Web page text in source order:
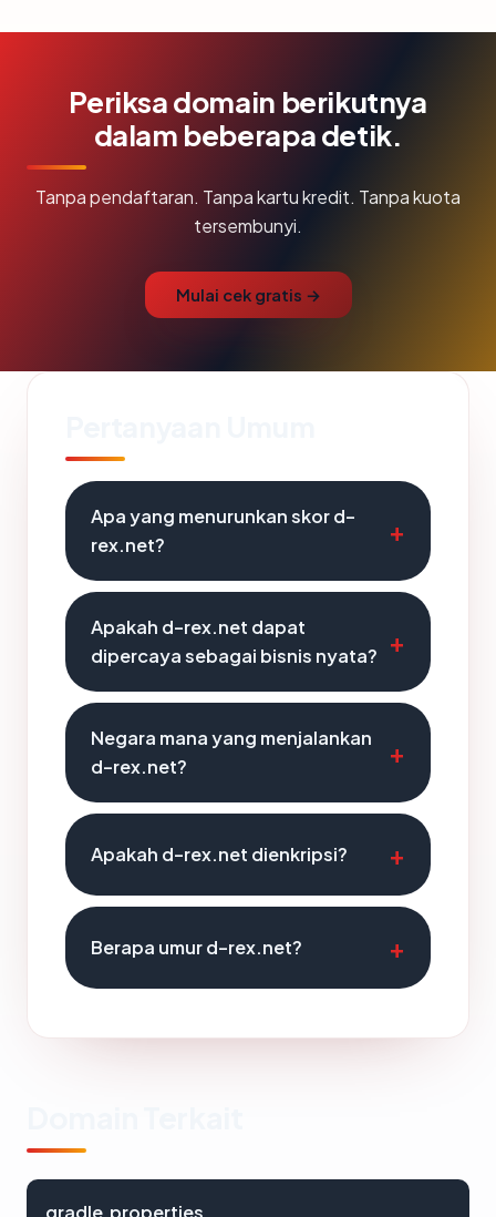
Periksa domain berikutnya
dalam beberapa detik.
Tanpa pendaftaran. Tanpa kartu kredit. Tanpa kuota
tersembunyi.
Mulai cek gratis →
Apa yang menurunkan skor d-
rex.net?
Apakah d-rex.net dapat
dipercaya sebagai bisnis nyata?
Negara mana yang menjalankan
d-rex.net?
Apakah d-rex.net dienkripsi?
Berapa umur d-rex.net?
gradle.properties